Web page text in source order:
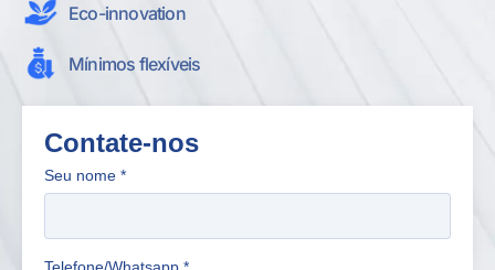
Eco-innovation
Mínimos flexíveis
Contate-nos
Seu nome *